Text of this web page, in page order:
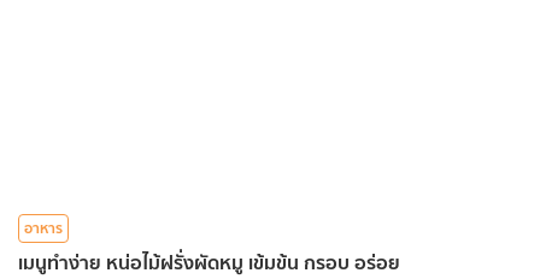
อาหาร
เมนูทำง่าย หน่อไม้ฝรั่งผัดหมู เข้มข้น กรอบ อร่อย